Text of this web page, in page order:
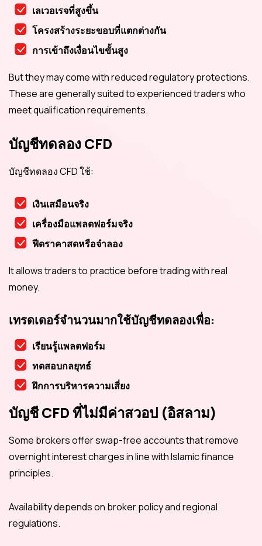
เลเวอเรจที่สูงขึ้น
โครงสร้างระยะขอบที่แตกต่างกัน
การเข้าถึงเงื่อนไขขั้นสูง
But they may come with reduced regulatory protections.
These are generally suited to experienced traders who
meet qualification requirements.
บัญชีทดลอง CFD
บัญชีทดลอง CFD ใช้:
เงินเสมือนจริง
เครื่องมือแพลตฟอร์มจริง
ฟีดราคาสดหรือจำลอง
It allows traders to practice before trading with real
money.
เทรดเดอร์จำนวนมากใช้บัญชีทดลองเพื่อ:
เรียนรู้แพลตฟอร์ม
ทดสอบกลยุทธ์
ฝึกการบริหารความเสี่ยง
บัญชี CFD ที่ไม่มีค่าสวอป (อิสลาม)
Some brokers offer swap-free accounts that remove
overnight interest charges in line with Islamic finance
principles.
Availability depends on broker policy and regional
regulations.